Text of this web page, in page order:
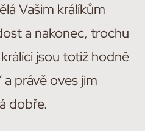
Vašim králíkům
a nakonec, trochu
jsou totiž hodně
a právě oves jim
dobře.